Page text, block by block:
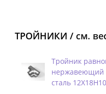
ТРОЙНИКИ / см.
Тройник
нержавеющий
сталь